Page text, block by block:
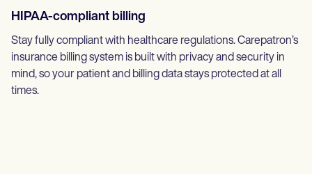
HIPAA-compliant billing
Stay fully compliant with healthcare regulations. Carepatron’s
insurance billing system is built with privacy and security in
mind, so your patient and billing data stays protected at all
times.